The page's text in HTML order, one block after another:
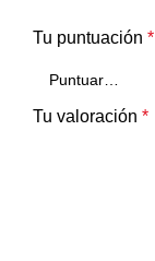
Tu puntuación *
Tu valoración *